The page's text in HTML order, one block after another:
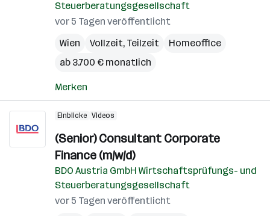
Steuerberatungsgesellschaft
vor 5 Tagen veröffentlicht
Wien
Vollzeit, Teilzeit
Homeoffice
ab 3.700 € monatlich
Merken
Einblicke Videos
(Senior) Consultant Corporate
Finance (m/w/d)
BDO Austria GmbH Wirtschaftsprüfungs- und
Steuerberatungsgesellschaft
vor 5 Tagen veröffentlicht